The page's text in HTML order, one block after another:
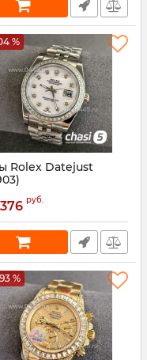
%
Rolex Datejust
24903
376 руб.
%